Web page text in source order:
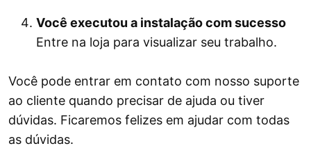
Você executou a instalação com sucesso
Entre na loja para visualizar seu trabalho.
Você pode entrar em contato com nosso suporte
ao cliente quando precisar de ajuda ou tiver
dúvidas. Ficaremos felizes em ajudar com todas
as dúvidas.